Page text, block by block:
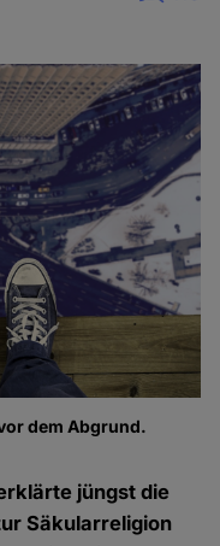
dem Abgrund.
jüngst die
Säkularreligion